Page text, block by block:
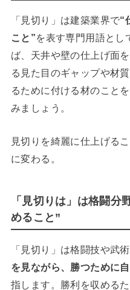
「見切り」は建築業界で“
こと”を表す専門用語とし
ば、天井や壁の仕上げ面
る見た目のギャップや材
るために付ける材のこと
みましょう。
見切りを綺麗に仕上げる
に変わる。
「見切りは」は格闘分
めること”
「見切り」は格闘技や武
を見ながら、勝つために
指します。勝利を収める